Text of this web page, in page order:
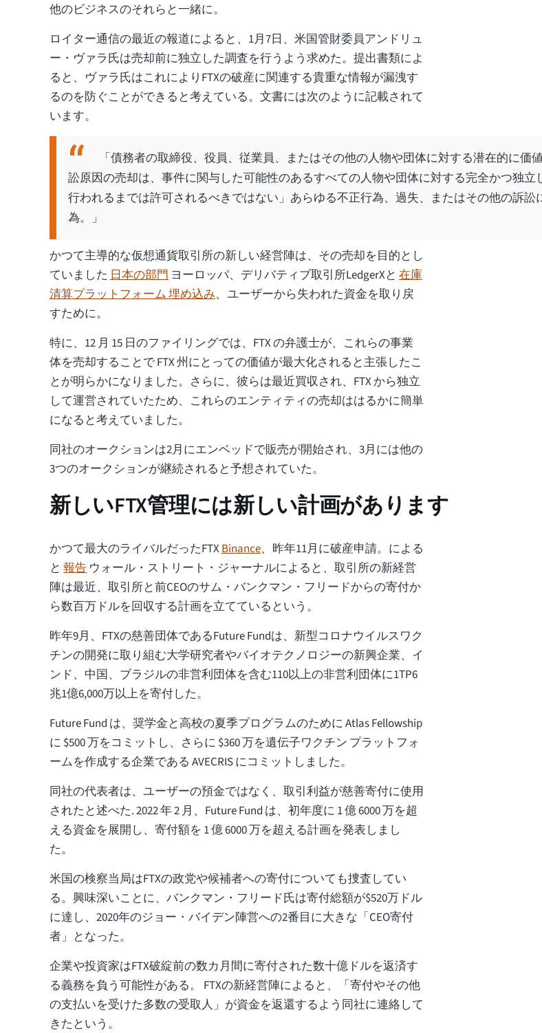
他のビジネスのそれらと一緒に。
ロイター通信の最近の報道によると、1月7日、米国管財委員アンドリュ
ー・ヴァラ氏は売却前に独立した調査を行うよう求めた。提出書類によ
ると、ヴァラ氏はこれによりFTXの破産に関連する貴重な情報が漏洩す
るのを防ぐことができると考えている。文書には次のように記載されて
います。
「債務者の取締役、役員、従業員、またはその他の人物や団体に対する潜在的に価
訟原因の売却は、事件に関与した可能性のあるすべての人物や団体に対する完全かつ独立
行われるまでは許可されるべきではない」あらゆる不正行為、過失、またはその他の訴訟
為。」
かつて主導的な仮想通貨取引所の新しい経営陣は、その売却を目的とし
ていました 日本の部門 ヨーロッパ、デリバティブ取引所LedgerXと 在庫
清算プラットフォーム 埋め込み、ユーザーから失われた資金を取り戻
すために。
特に、12 月 15 日のファイリングでは、FTX の弁護士が、これらの事業
体を売却することで FTX 州にとっての価値が最大化されると主張したこ
とが明らかになりました。さらに、彼らは最近買収され、FTX から独立
して運営されていたため、これらのエンティティの売却ははるかに簡単
になると考えていました。
同社のオークションは2月にエンベッドで販売が開始され、3月には他の
3つのオークションが継続されると予想されていた。
新しいFTX管理には新しい計画があります
かつて最大のライバルだったFTXBinance、昨年11月に破産申請。による
と 報告 ウォール・ストリート・ジャーナルによると、取引所の新経営
陣は最近、取引所と前CEOのサム・バンクマン・フリードからの寄付か
ら数百万ドルを回収する計画を立てているという。
昨年9月、FTXの慈善団体であるFuture Fundは、新型コロナウイルスワク
チンの開発に取り組む大学研究者やバイオテクノロジーの新興企業、イ
ンド、中国、ブラジルの非営利団体を含む110以上の非営利団体に1TP6
兆1億6,000万以上を寄付した。
Future Fund は、奨学金と高校の夏季プログラムのために Atlas Fellowship
に $500 万をコミットし、さらに $360 万を遺伝子ワクチン プラットフォ
ームを作成する企業である AVECRIS にコミットしました。
同社の代表者は、ユーザーの預金ではなく、取引利益が慈善寄付に使用
されたと述べた. 2022 年 2 月、Future Fund は、初年度に 1 億 6000 万を超
える資金を展開し、寄付額を 1 億 6000 万を超える計画を発表しまし
た。
米国の検察当局はFTXの政党や候補者への寄付についても捜査してい
る。興味深いことに、バンクマン・フリード氏は寄付総額が$520万ドル
に達し、2020年のジョー・バイデン陣営への2番目に大きな「CEO寄付
者」となった。
企業や投資家はFTX破綻前の数カ月間に寄付された数十億ドルを返済す
る義務を負う可能性がある。 FTXの新経営陣によると、「寄付やその他
の支払いを受けた多数の受取人」が資金を返還するよう同社に連絡して
きたという。